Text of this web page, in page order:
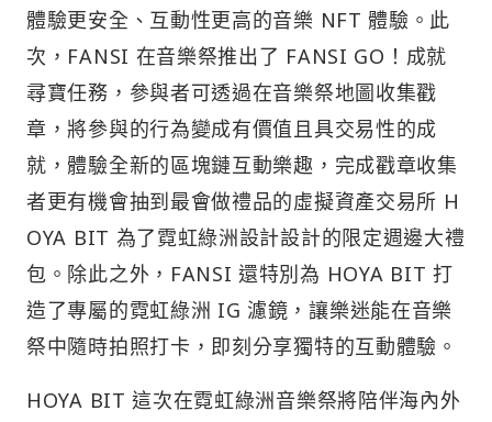
體驗更安全、互動性更高的音樂 NFT 體驗。此
次，FANSI 在音樂祭推出了 FANSI GO！成就
尋寶任務，參與者可透過在音樂祭地圖收集戳
章，將參與的行為變成有價值且具交易性的成
就，體驗全新的區塊鏈互動樂趣，完成戳章收集
者更有機會抽到最會做禮品的虛擬資產交易所 H
OYA BIT 為了霓虹綠洲設計設計的限定週邊大禮
包。除此之外，FANSI 還特別為 HOYA BIT 打
造了專屬的霓虹綠洲 IG 濾鏡，讓樂迷能在音樂
祭中隨時拍照打卡，即刻分享獨特的互動體驗。
HOYA BIT 這次在霓虹綠洲音樂祭將陪伴海內外